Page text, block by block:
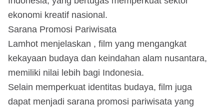
ekonomi kreatif nasional.
Sarana Promosi Pariwisata
Lamhot menjelaskan , film yang mengangkat
kekayaan budaya dan keindahan alam nusantara,
memiliki nilai lebih bagi Indonesia.
Selain memperkuat identitas budaya, film juga
dapat menjadi sarana promosi pariwisata yang